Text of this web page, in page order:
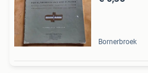
Bornerbroek